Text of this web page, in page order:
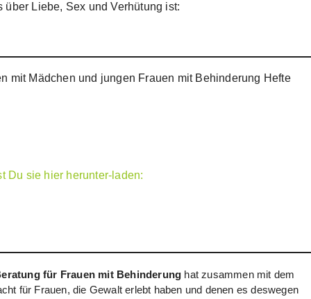
Liebe, Sex und Verhütung ist:
mit Mädchen und jungen Frauen mit Behinderung Hefte
Du sie hier herunter-laden:
für Frauen mit Behinderung hat zusammen mit dem
für Frauen, die Gewalt erlebt haben und denen es deswegen